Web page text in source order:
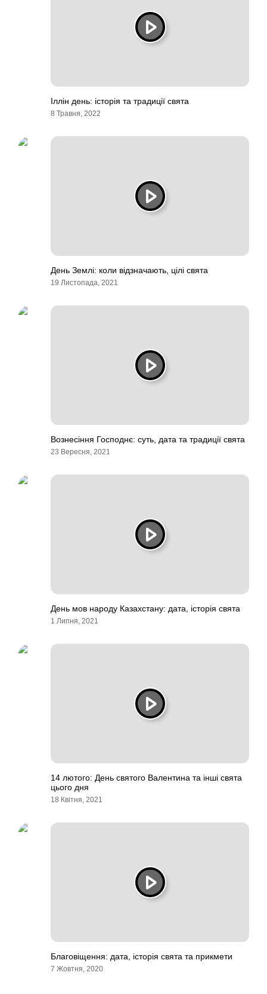
Іллін день: історія та традиції свята
8 Травня, 2022
День Землі: коли відзначають, цілі свята
19 Листопада, 2021
Вознесіння Господнє: суть, дата та традиції свята
23 Вересня, 2021
День мов народу Казахстану: дата, історія свята
1 Липня, 2021
14 лютого: День святого Валентина та інші свята
цього дня
18 Квітня, 2021
Благовіщення: дата, історія свята та прикмети
7 Жовтня, 2020